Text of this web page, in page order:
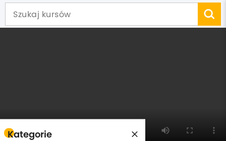
Kategorie